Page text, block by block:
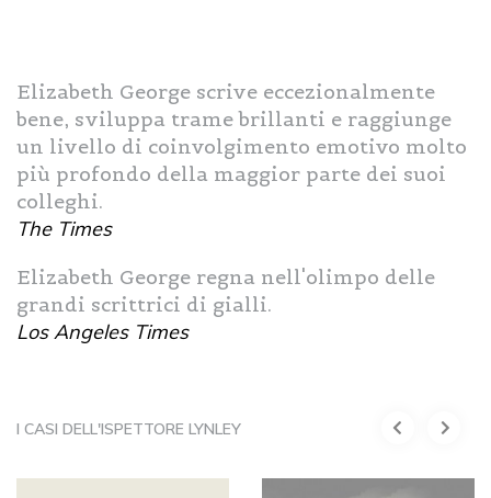
Elizabeth George scrive eccezionalmente
bene, sviluppa trame brillanti e raggiunge
un livello di coinvolgimento emotivo molto
più profondo della maggior parte dei suoi
colleghi.
The Times
Elizabeth George regna nell'olimpo delle
grandi scrittrici di gialli.
Los Angeles Times
I CASI DELL'ISPETTORE LYNLEY